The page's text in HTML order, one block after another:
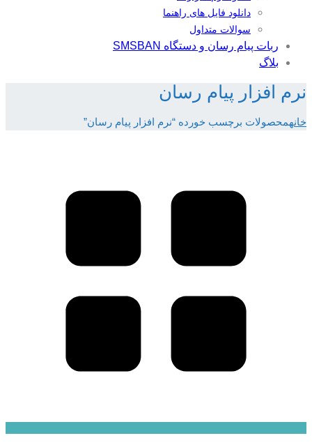
دانلود فایل های راهنما
سوالات متداول
ربات پیام رسان و دستگاه SMSBAN
بلاگ
نرم افزار پیام رسان
خانهمحصولات برچسب خورده “نرم افزار پیام رسان”